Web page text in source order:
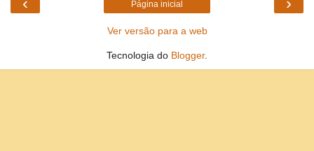
Página inicial
Ver versão para a web
Tecnologia do Blogger.